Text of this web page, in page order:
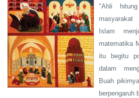
"Ahli
Islam
matematika
itu begitu
dalam
Buah
berpengaruh